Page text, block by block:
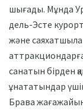
шығады. Мұнда
дель-Эсте
және
санатын бірден
ұнататындар
Брава